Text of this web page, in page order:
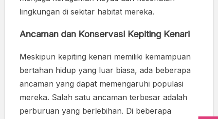
lingkungan di sekitar habitat mereka.
Ancaman dan Konservasi Kepiting Kenari
Meskipun kepiting kenari memiliki kemampuan
bertahan hidup yang luar biasa, ada beberapa
ancaman yang dapat memengaruhi populasi
mereka. Salah satu ancaman terbesar adalah
perburuan yang berlebihan. Di beberapa